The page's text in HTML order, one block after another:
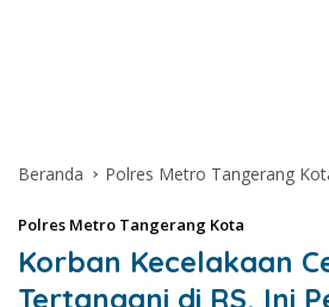
Beranda Polres Metro Tangerang
Polres Metro Tangerang Kota
Korban Kecelakaan
Tertangani di RS, Ini